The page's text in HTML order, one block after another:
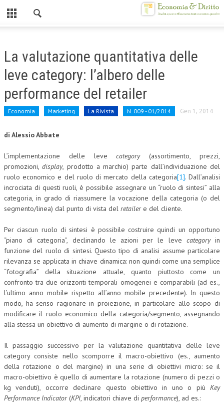
CHI SIAMO
ORGANIZZAZIONE
DIREZIONE SCIENTIFICA
CORSI CE.S.E.D.
ARCHIVIO CORSI 2015
DIVENTA SOCIO
BROCHURE CE.S.E.D.
LA RIVISTA
COMITATO SCIENTIFICO
COMITATO EDITORIALE
REDAZIONE
La valutazione quantitativa delle
leve category: l’albero delle
performance del retailer
Economia Marketing La Rivista N. 009 - 01/2014 Gen 1, 2014
di Alessio Abbate
L’implementazione delle levecategory(assortimento, prezzi,
promozioni,display, prodotto a marchio) parte dall’individuazione del
ruolo economico e del ruolo di mercato della categoria[1]. Dall’analisi
incrociata di questi ruoli, è possibile assegnare un “ruolo di sintesi” alla
categoria, in grado di riassumere la vocazione della categoria (o del
segmento/linea) dal punto di vista del retailere del cliente.
Per ciascun ruolo di sintesi è possibile costruire quindi un opportuno
“piano di categoria”, declinando le azioni per le leve categoryin
funzione del ruolo di sintesi. Questo tipo di analisi assume particolare
rilevanza se applicata in chiave dinamica: non quindi come una semplice
“fotografia” della situazione attuale, quanto piuttosto come un
confronto tra due orizzonti temporali omogenei e comparabili (ad es.,
l’ultimo anno mobile rispetto all’anno mobile precedente). In questo
modo, ha senso ragionare in proiezione, in particolare allo scopo di
modificare il ruolo economico della categoria/segmento, assegnando
alla stessa un obiettivo di aumento di margine o di rotazione.
Il passaggio successivo per la valutazione quantitativa delle leve
category consiste nello scomporre il macro-obiettivo (es., aumento
della rotazione o del margine) in una serie di obiettivi micro: se il
macro-obiettivo è quello di aumentare la rotazione (numero di pezzi o
kg venduti), occorre declinare questo obiettivo in uno o più Key
Performance Indicator(KPI, indicatori chiave di performance), ad es.: